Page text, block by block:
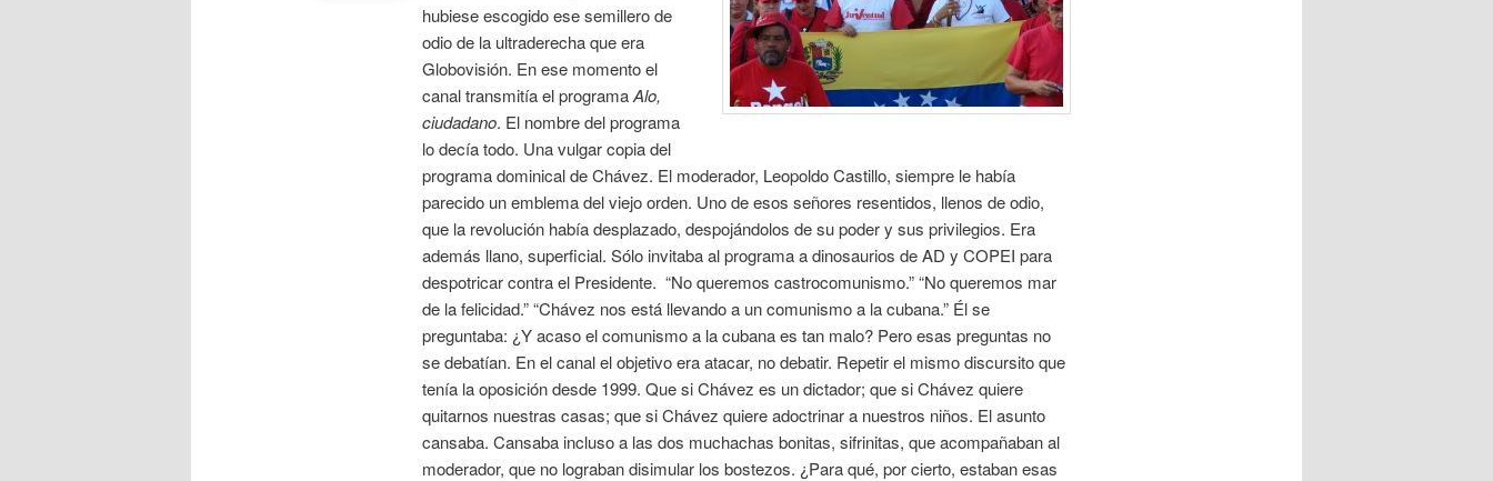
hubiese escogido ese semillero de
odio de la ultraderecha que era
Globovisión. En ese momento el
canal transmitía el programaAlo,
ciudadano. El nombre del programa
lo decía todo. Una vulgar copia del
programa dominical de Chávez. El moderador, Leopoldo Castillo, siempre le había
parecido un emblema del viejo orden. Uno de esos señores resentidos, llenos de odio,
que la revolución había desplazado, despojándolos de su poder y sus privilegios. Era
además llano, superficial. Sólo invitaba al programa a dinosaurios de AD y COPEI para
despotricar contra el Presidente. “No queremos castrocomunismo.” “No queremos mar
de la felicidad.” “Chávez nos está llevando a un comunismo a la cubana.” Él se
preguntaba: ¿Y acaso el comunismo a la cubana es tan malo? Pero esas preguntas no
se debatían. En el canal el objetivo era atacar, no debatir. Repetir el mismo discursito que
tenía la oposición desde 1999. Que si Chávez es un dictador; que si Chávez quiere
quitarnos nuestras casas; que si Chávez quiere adoctrinar a nuestros niños. El asunto
cansaba. Cansaba incluso a las dos muchachas bonitas, sifrinitas, que acompañaban al
moderador, que no lograban disimular los bostezos. ¿Para qué, por cierto, estaban esas